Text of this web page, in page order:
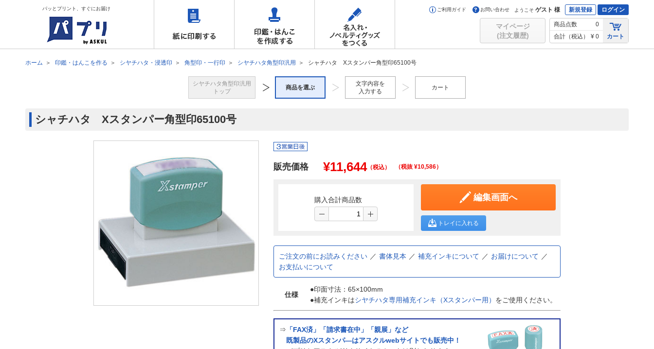
パッとプリント、すぐにお届け ご利用ガイド お問い合わせ ようこそ ゲスト 様 新規登録 ログイン
マイページ
(注文履歴)
商品点数
0
合計（税込）
¥ 0 カート
ホーム 印鑑・はんこを作る シヤチハタ・浸透印 角型印・一行印 シヤチハタ角型印汎用 シャチハタ Xスタンパー角型印65100号
シヤチハタ角型印汎用
トップ
商品を選ぶ
文字内容を
入力する
カート
シャチハタ Xスタンパー角型印65100号
販売価格 ¥11,644（税込） （税抜 ¥10,586）
購入合計商品数 編集画面へ
トレイに入れる
ご注文の前にお読みください 書体見本 補充インキについて
お届けについて
お支払いについて
仕様
●印面寸法：65×100mm
●補充インキはシヤチハタ専用補充インキ（Xスタンパー用） をご使用ください。
⇒ 「FAX済」「請求書在中」「親展」など
既製品のXスタンパ―はアスクルwebサイトでも販売中！